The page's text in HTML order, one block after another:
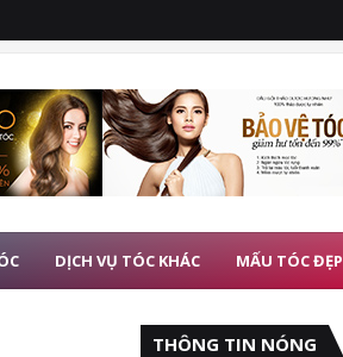
DỊCH VỤ TÓC KHÁC MẤU TÓC ĐẸP
THÔNG TIN NÓNG